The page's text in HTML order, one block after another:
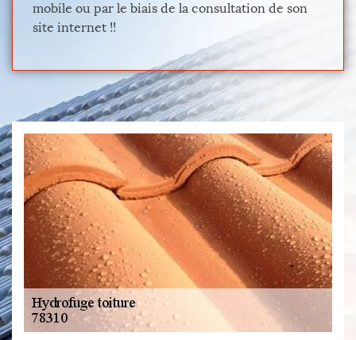
mobile ou par le biais de la consultation de son
site internet !!